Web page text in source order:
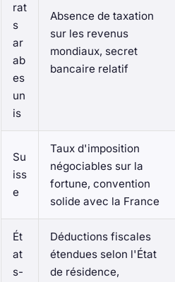
rat
s
ar
ab
es
un
is
Absence de taxation
sur les revenus
mondiaux, secret
bancaire relatif
Su
iss
e
Taux d'imposition
négociables sur la
fortune, convention
solide avec la France
Ét
at
s-
Déductions fiscales
étendues selon l'État
de résidence,